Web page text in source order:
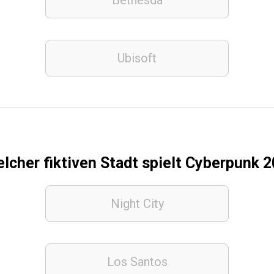
Ubisoft
fiktiven Stadt spielt Cyberpunk
Night City
Los Santos